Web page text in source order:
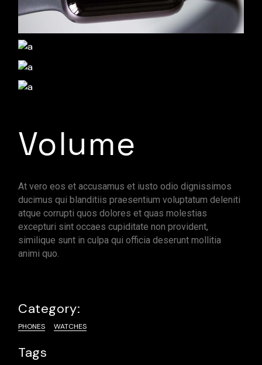
Volume
At vero eos et accusamus et iusto odio dignissimos
ducimus qui blanditiis praesentium voluptatum deleniti
atque corrupti quos dolores et quas molestias
excepturi sint occaes cupiditate non provident,
similique sunt in culpa qui officia deserunt mollitia
animi quo.
Category:
PHONES WATCHES
Tags